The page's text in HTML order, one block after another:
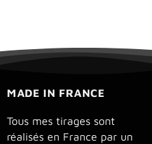
MADE IN FRANCE
Tous mes tirages sont
réalisés en France par un